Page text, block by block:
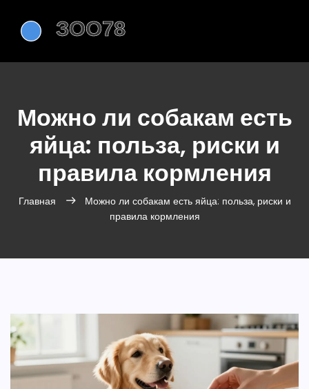
Можно ли собакам есть
яйца: польза, риски и
правила кормления
Главная
Можно ли собакам есть яйца: польза, риски и
правила кормления